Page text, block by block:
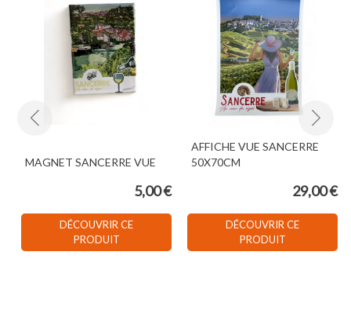
MAGNET SANCERRE VUE
5,00 €
DÉCOUVRIR CE
PRODUIT
AFFICHE VUE SANCERRE
50X70CM
29,00 €
DÉCOUVRIR CE
PRODUIT